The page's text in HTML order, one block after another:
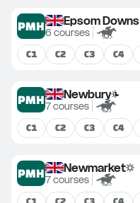
PMH Epsom Downs
6 courses
C1 C2 C3 C4
PMH Newbury
7courses
C1 C2 C3 C4
PMH Newmarket
7courses